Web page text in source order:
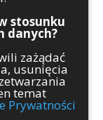
stosunku
danych?
zażądać
usunięcia
temat
Prywatności